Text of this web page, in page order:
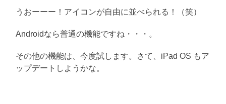
うおーーー！アイコンが自由に並べられる！（笑）
Androidなら普通の機能ですね・・・。
その他の機能は、今度試します。さて、iPad OS もア
ップデートしようかな。